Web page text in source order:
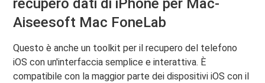
recupero dati di iPhone per Mac-
Aiseesoft Mac FoneLab
Questo è anche un toolkit per il recupero del telefono
iOS con un'interfaccia semplice e interattiva. È
compatibile con la maggior parte dei dispositivi iOS con il